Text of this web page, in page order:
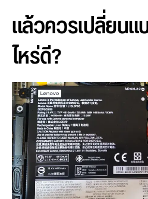
แล้วควรเปลี่ยนแ
ไหร่ดี?